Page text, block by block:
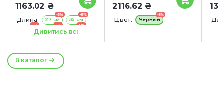
В каталог
1163.02 ₴
Длина:
-5%
27 см
-5%
35 см
-5% -5%
45 см
-5%
53 см
-5% -5%
Дивитись всі
2116.62 ₴
Цвет:
-5%
Черный